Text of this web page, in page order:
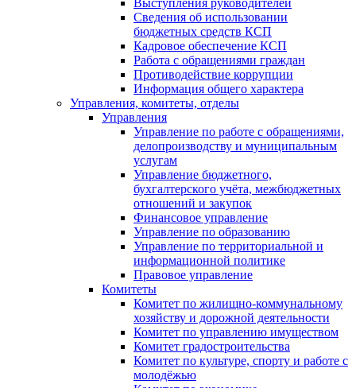
Выступления руководителей
Сведения об использовании
бюджетных средств КСП
Кадровое обеспечение КСП
Работа с обращениями граждан
Противодействие коррупции
Информация общего характера
Управления, комитеты, отделы
Управления
Управление по работе с обращениями,
делопроизводству и муниципальным
услугам
Управление бюджетного,
бухгалтерского учёта, межбюджетных
отношений и закупок
Финансовое управление
Управление по образованию
Управление по территориальной и
информационной политике
Правовое управление
Комитеты
Комитет по жилищно-коммунальному
хозяйству и дорожной деятельности
Комитет по управлению имуществом
Комитет градостроительства
Комитет по культуре, спорту и работе с
молодёжью